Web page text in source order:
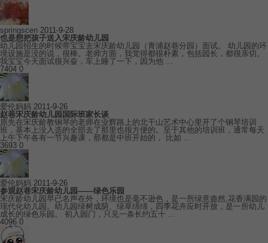
springscen 2011-9-28
也是想把孩子送入宋庆龄幼儿园
幼儿园招生的时候带宝宝去宋庆龄幼儿园（青浦赵巷分园）面试。 幼儿园的环
境设施是没的说，很棒。老师方面，我觉得都很朴素，包括园长，都很亲切。
我宝宝今天面试很兴奋，车上睡了一下，因为他 ...
7404 0
爱伦妈妈 2011-9-26
赵巷宋庆龄幼儿园国际班家长谈
原先在宋庆龄教钢琴的老师在业辉路上的北干山艺术中心里开了个钢琴培训
班，基本上没入选的全部去了那里也很方便的。至于其他的培训班，通常每天
上午下午各有一节兴趣课，那都是中班开始的， 比如 ...
3693 0
爱伦妈妈 2011-9-26
参观赵巷宋庆龄幼儿园——绿色乐园
宋庆龄幼儿园早已名声在外，环境也是毫不逊色，是一所绿意盎然,花香满园的
现代化幼儿园。幼儿园绿树成荫、绿草绵绵，四季花卉应时开放，是一所幼儿
成长的绿色乐园。 初入园门，只见一条长约五十 ...
4096 0